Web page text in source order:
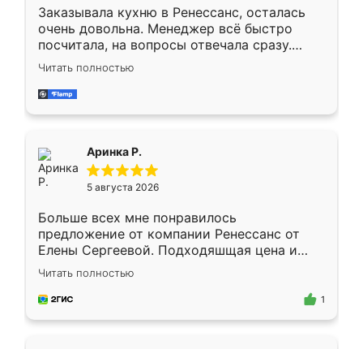
Заказывала кухню в Ренессанс, осталась
очень довольна. Менеджер всё быстро
посчитала, на вопросы отвечала сразу.
Замерщик приехал в субботу, подошёл к
делу со всей ответственностью. Собрали
за день, ребята работали аккуратно, даже
Читать полностью
Аринка Р.
5 августа 2026
Больше всех мне понравилось
предложение от компании Ренессанс от
Елены Сергеевой. Подходяшщая цена и
короткие сроки изготовления. Приехавший
для замера сотрудник Владислав
предложил по моему эскизу самый
Читать полностью
1